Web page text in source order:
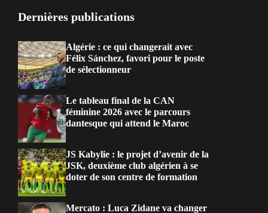
Dernières publications
Algérie : ce qui changerait avec
Félix Sánchez, favori pour le poste
de sélectionneur
Le tableau final de la CAN
féminine 2026 avec le parcours
dantesque qui attend le Maroc
JS Kabylie : le projet d’avenir de la
JSK, deuxième club algérien à se
doter de son centre de formation
Mercato : Luca Zidane va changer